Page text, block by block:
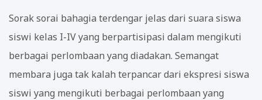
Sorak sorai bahagia terdengar jelas dari suara siswa
siswi kelas I-IV yang berpartisipasi dalam mengikuti
berbagai perlombaan yang diadakan. Semangat
membara juga tak kalah terpancar dari ekspresi siswa
siswi yang mengikuti berbagai perlombaan yang